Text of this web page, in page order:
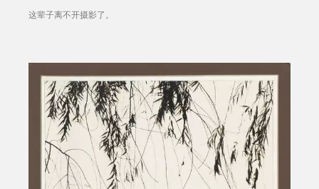
这辈子离不开摄影了。